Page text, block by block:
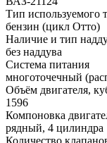
Тип используемого
бензин (цикл Отто)
Наличие и тип
без наддува
Система питания
многоточечный
Объём двигателя,
1596
Компоновка
рядный, 4 цилиндра
Количество